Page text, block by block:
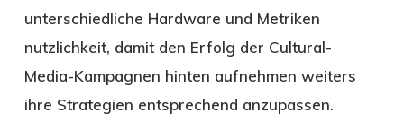
unterschiedliche Hardware und Metriken
nutzlichkeit, damit den Erfolg der Cultural-
Media-Kampagnen hinten aufnehmen weiters
ihre Strategien entsprechend anzupassen.